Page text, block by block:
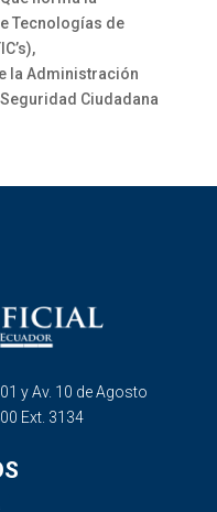
Tecnologías de
la Administración
Ciudadana
y Av. 10 de Agosto
Ext. 3134